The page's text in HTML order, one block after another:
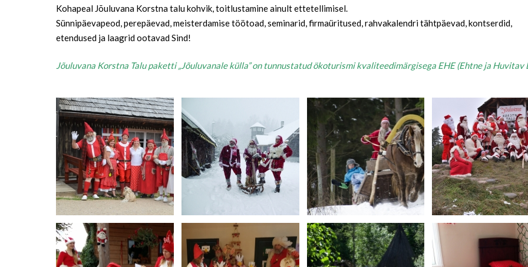
Kohapeal Jõuluvana Korstna talu kohvik, toitlustamine ainult ettetellimisel.
Sünnipäevapeod, perepäevad, meisterdamise töötoad, seminarid, firmaüritused, rahvakalendri tähtpäevad, kontserdid,
etendused ja laagrid ootavad Sind!
Jõuluvana Korstna Talu paketti „Jõuluvanale külla” on tunnustatud ökoturismi kvaliteedimärgisega EHE (Ehtne ja Huvitav